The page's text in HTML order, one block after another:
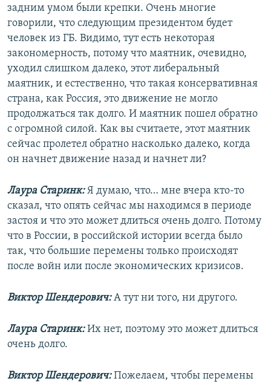
задним умом были крепки. Очень многие
говорили, что следующим президентом будет
человек из ГБ. Видимо, тут есть некоторая
закономерность, потому что маятник, очевидно,
уходил слишком далеко, этот либеральный
маятник, и естественно, что такая консервативная
страна, как Россия, это движение не могло
продолжаться так долго. И маятник пошел обратно
с огромной силой. Как вы считаете, этот маятник
сейчас пролетел обратно насколько далеко, когда
он начнет движение назад и начнет ли?
Лаура Старинк:Я думаю, что… мне вчера кто-то
сказал, что опять сейчас мы находимся в периоде
застоя и что это может длиться очень долго. Потому
что в России, в российской истории всегда было
так, что большие перемены только происходят
после войн или после экономических кризисов.
Виктор Шендерович:А тут ни того, ни другого.
Лаура Старинк:Их нет, поэтому это может длиться
очень долго.
Виктор Шендерович:Пожелаем, чтобы перемены